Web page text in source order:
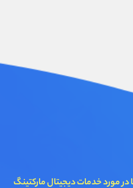
در مورد خدمات دیجیتال مارکتینگ